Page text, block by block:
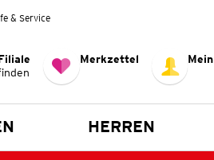
& Service
Merkzettel
HERREN